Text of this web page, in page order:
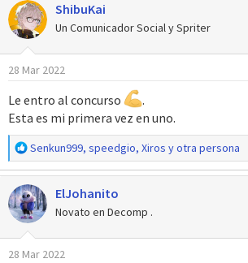
c
c
i
o
n
s
:
ShibuKai
Un Comunicador Social y Spriter
28 Mar 2022
Le entro al concurso
.
Esta es mi primera vez en uno.
R
e
a
c
c
i
o
n
Senkun999, speedgio, Xiros y otra persona
ElJohanito
Novato en Decomp .
28 Mar 2022